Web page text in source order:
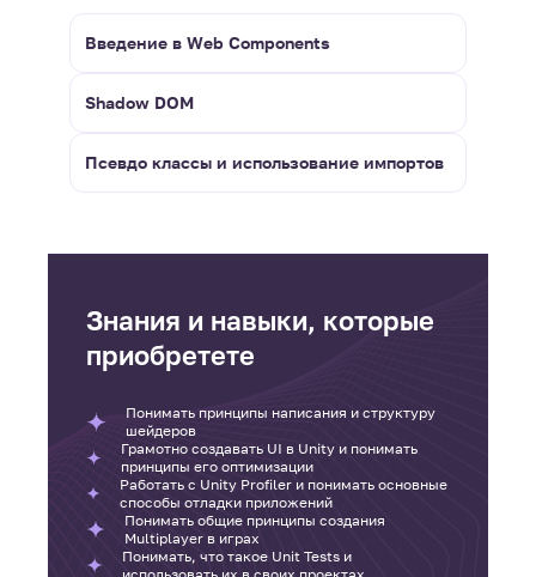
Введение в Web Components
Shadow DOM
Псевдо классы и использование импортов
Знания и навыки, которые
приобретете
Понимать принципы написания и структуру
шейдеров
Грамотно создавать UI в Unity и понимать
принципы его оптимизации
Работать с Unity Profiler и понимать основные
способы отладки приложений
Понимать общие принципы создания
Multiplayer в играх
Понимать, что такое Unit Tests и